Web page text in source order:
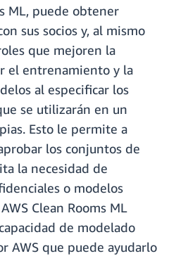
ML, puede obtener
sus socios y, al mismo
que mejoren la
el entrenamiento y la
al especificar los
se utilizarán en un
Esto le permite a
los conjuntos de
la necesidad de
o modelos
Clean Rooms ML
de modelado
AWS que puede ayudarlo